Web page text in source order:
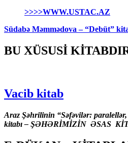
>>>>WWW.USTAC.AZ
Südabə Məmmədova – “Debüt”
BU XÜSUSİ
Vacib kitab
Araz Şəhrilinin “Səfəvilər:
kitabı – ŞƏHƏRİMİZİN ƏSAS